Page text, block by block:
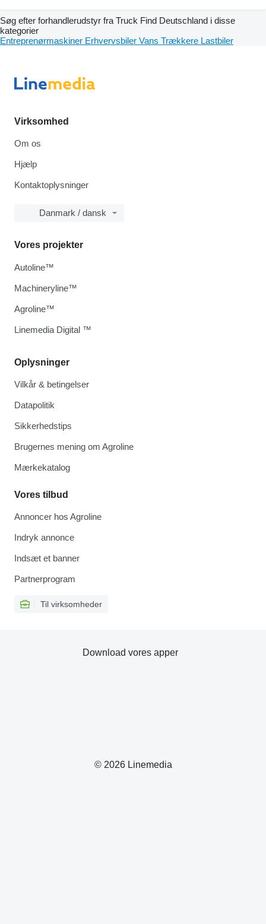
Søg efter forhandlerudstyr fra Truck Find Deutschland i disse
kategorier
Entreprenørmaskiner Erhvervsbiler Vans Trækkere Lastbiler
Virksomhed
Om os
Hjælp
Kontaktoplysninger
Danmark / dansk
Oplysninger
Vilkår & betingelser
Datapolitik
Sikkerhedstips
Brugernes mening om Agroline
Mærkekatalog
Vores tilbud
Annoncer hos Agroline
Indryk annonce
Indsæt et banner
Partnerprogram
Til virksomheder
Vores projekter
Autoline™
Machineryline™
Agroline™
Linemedia Digital ™
© 2026 Linemedia
Download vores apper